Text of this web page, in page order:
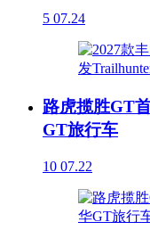
5 07.24
路虎揽胜GT
GT旅行车
10 07.22